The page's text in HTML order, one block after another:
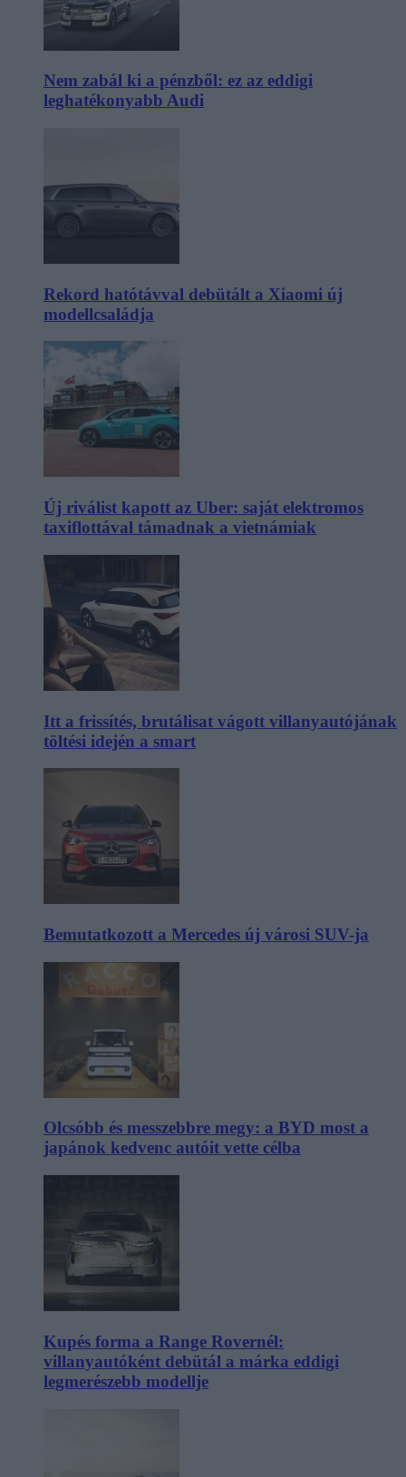
Nem zabál ki a pénzből: ez az eddigi
leghatékonyabb Audi
Rekord hatótávval debütált a Xiaomi új
modellcsaládja
Új riválist kapott az Uber: saját elektromos
taxiflottával támadnak a vietnámiak
Itt a frissítés, brutálisat vágott villanyautójának
töltési idején a smart
Bemutatkozott a Mercedes új városi SUV-ja
Olcsóbb és messzebbre megy: a BYD most a
japánok kedvenc autóit vette célba
Kupés forma a Range Rovernél:
villanyautóként debütál a márka eddigi
legmerészebb modellje